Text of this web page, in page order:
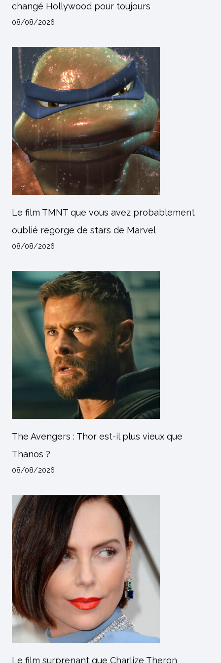
changé Hollywood pour toujours
08/08/2026
Le film TMNT que vous avez probablement
oublié regorge de stars de Marvel
08/08/2026
The Avengers : Thor est-il plus vieux que
Thanos ?
08/08/2026
Le film surprenant que Charlize Theron